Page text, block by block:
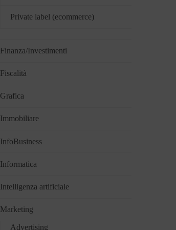
Private label (ecommerce)
Finanza/Investimenti
Fiscalità
Grafica
Immobiliare
InfoBusiness
Informatica
Intelligenza artificiale
Marketing
Advertising